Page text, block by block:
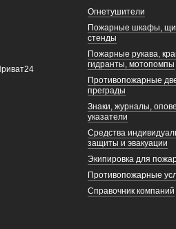
Огнетушители
Пожарные шкафы,
стенды
Пожарные рукава,
гидранты, мотопомпы
Противопожарные
преграды
Знаки, журналы,
указатели
Средства
защиты и эвакуации
Экипировка для
Противопожарные
Справочник компаний